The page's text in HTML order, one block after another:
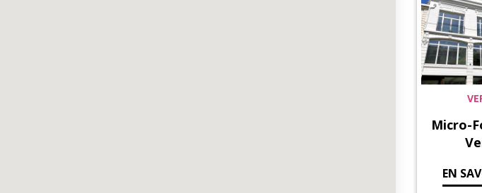
Micro-
EN